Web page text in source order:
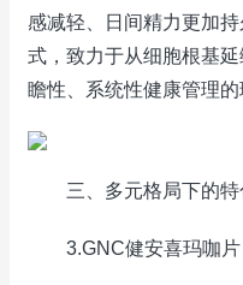
感减轻、日间精力更加
式，致力于从细胞根基
瞻性、系统性健康管理的
三、多元格局下的特
3.GNC健安喜玛咖片